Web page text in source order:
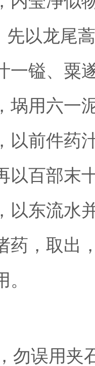
先以龙尾
一镒、粟
埚用六一
以前件药
以百部末
以东流水
药，取出
勿误用夹